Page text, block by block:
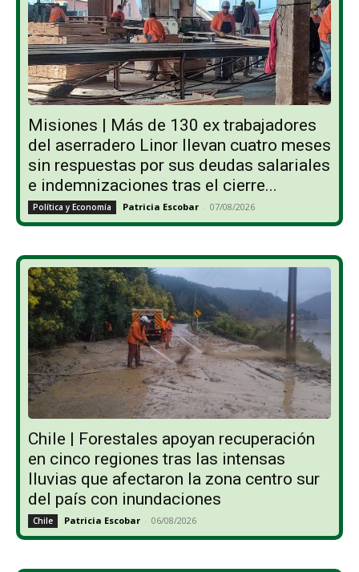
Misiones | Más de 130 ex trabajadores
del aserradero Linor llevan cuatro meses
sin respuestas por sus deudas salariales
e indemnizaciones tras el cierre...
Política y Economía Patricia Escobar - 07/08/2026
Chile | Forestales apoyan recuperación
en cinco regiones tras las intensas
lluvias que afectaron la zona centro sur
del país con inundaciones
Chile Patricia Escobar - 06/08/2026